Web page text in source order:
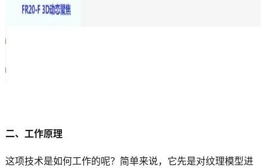
二、工作原理
这项技术是如何工作的呢？简单来说，它先是对纹理模型进